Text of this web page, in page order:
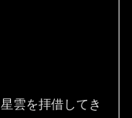
雲を拝借してき